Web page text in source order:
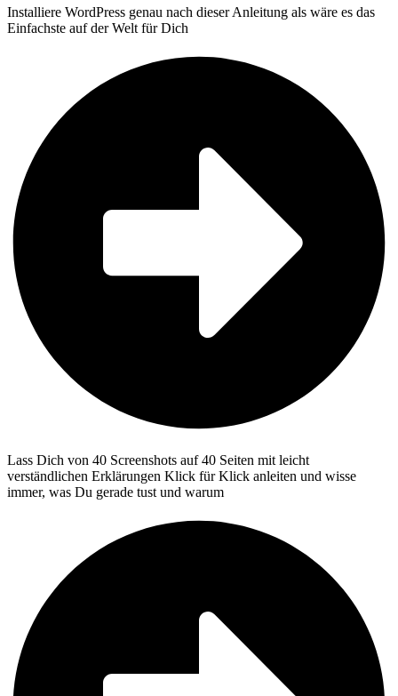
Installiere WordPress genau nach dieser Anleitung als wäre es das
Einfachste auf der Welt für Dich
Lass Dich von 40 Screenshots auf 40 Seiten mit leicht
verständlichen Erklärungen Klick für Klick anleiten und wisse
immer, was Du gerade tust und warum